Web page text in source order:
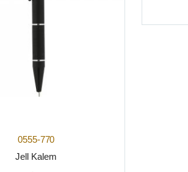
0555-770
Jell Kalem